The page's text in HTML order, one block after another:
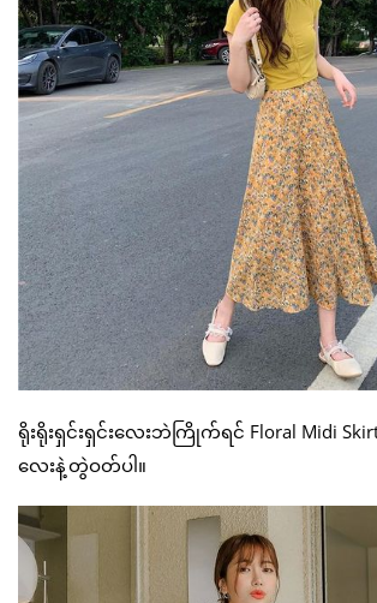
ရိုးရိုးရှင်းရှင်းလေးဘဲကြိုက်ရင် Floral Midi
လေးနဲ့တွဲဝတ်ပါ။